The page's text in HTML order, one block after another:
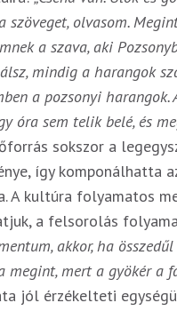
szöveget, olvasom.
a szava, aki
mindig a harangok
a pozsonyi
óra sem telik belé, és
sokszor a
így komponálhatta
A kultúra folyamatos
a felsorolás
akkor, ha
megint, mert a gyökér a
jól érzékelteti